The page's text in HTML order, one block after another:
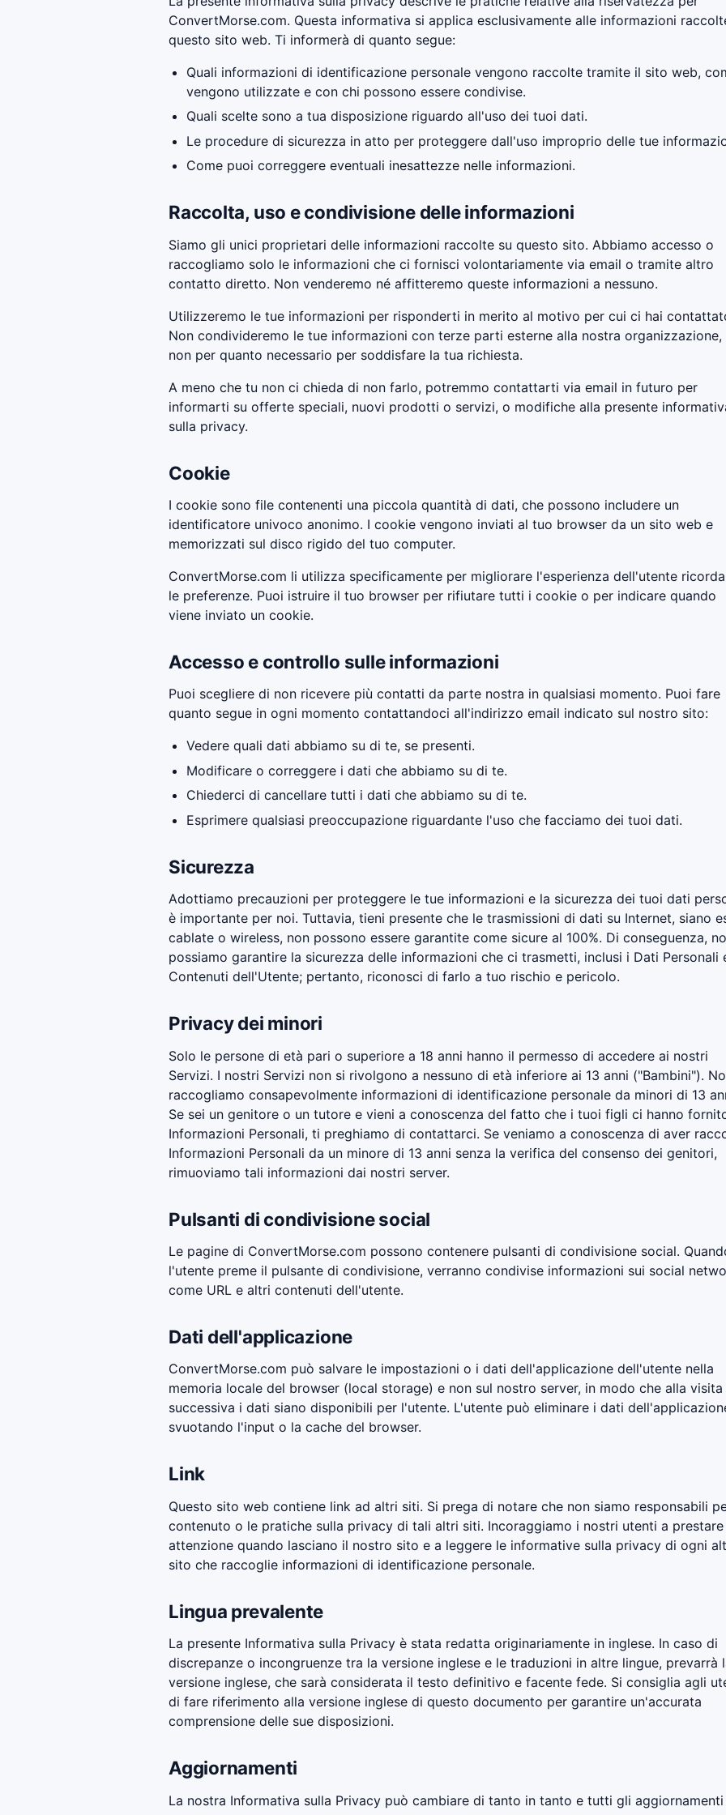
ConvertMorse.com. Questa informativa si applica esclusivamente alle informazioni
questo sito web. Ti informerà di quanto segue:
Quali informazioni di identificazione personale vengono raccolte tramite il sito web,
vengono utilizzate e con chi possono essere condivise.
Quali scelte sono a tua disposizione riguardo all'uso dei tuoi dati.
Le procedure di sicurezza in atto per proteggere dall'uso improprio delle tue
Come puoi correggere eventuali inesattezze nelle informazioni.
Raccolta, uso e condivisione delle informazioni
Siamo gli unici proprietari delle informazioni raccolte su questo sito. Abbiamo accesso o
raccogliamo solo le informazioni che ci fornisci volontariamente via email o tramite altro
contatto diretto. Non venderemo né affitteremo queste informazioni a nessuno.
Utilizzeremo le tue informazioni per risponderti in merito al motivo per cui ci hai
Non condivideremo le tue informazioni con terze parti esterne alla nostra organizzazione,
non per quanto necessario per soddisfare la tua richiesta.
A meno che tu non ci chieda di non farlo, potremmo contattarti via email in futuro per
informarti su offerte speciali, nuovi prodotti o servizi, o modifiche alla presente
sulla privacy.
Cookie
I cookie sono file contenenti una piccola quantità di dati, che possono includere un
identificatore univoco anonimo. I cookie vengono inviati al tuo browser da un sito web e
memorizzati sul disco rigido del tuo computer.
ConvertMorse.com li utilizza specificamente per migliorare l'esperienza dell'utente
le preferenze. Puoi istruire il tuo browser per rifiutare tutti i cookie o per indicare quando
viene inviato un cookie.
Accesso e controllo sulle informazioni
Puoi scegliere di non ricevere più contatti da parte nostra in qualsiasi momento. Puoi fare
quanto segue in ogni momento contattandoci all'indirizzo email indicato sul nostro sito:
Vedere quali dati abbiamo su di te, se presenti.
Modificare o correggere i dati che abbiamo su di te.
Chiederci di cancellare tutti i dati che abbiamo su di te.
Esprimere qualsiasi preoccupazione riguardante l'uso che facciamo dei tuoi dati.
Sicurezza
Adottiamo precauzioni per proteggere le tue informazioni e la sicurezza dei tuoi dati
è importante per noi. Tuttavia, tieni presente che le trasmissioni di dati su Internet, siano
cablate o wireless, non possono essere garantite come sicure al 100%. Di conseguenza,
possiamo garantire la sicurezza delle informazioni che ci trasmetti, inclusi i Dati Personali
Contenuti dell'Utente; pertanto, riconosci di farlo a tuo rischio e pericolo.
Privacy dei minori
Solo le persone di età pari o superiore a 18 anni hanno il permesso di accedere ai nostri
Servizi. I nostri Servizi non si rivolgono a nessuno di età inferiore ai 13 anni ("Bambini").
raccogliamo consapevolmente informazioni di identificazione personale da minori di 13
Se sei un genitore o un tutore e vieni a conoscenza del fatto che i tuoi figli ci hanno
Informazioni Personali, ti preghiamo di contattarci. Se veniamo a conoscenza di aver
Informazioni Personali da un minore di 13 anni senza la verifica del consenso dei genitori,
rimuoviamo tali informazioni dai nostri server.
Pulsanti di condivisione social
Le pagine di ConvertMorse.com possono contenere pulsanti di condivisione social.
l'utente preme il pulsante di condivisione, verranno condivise informazioni sui social
come URL e altri contenuti dell'utente.
Dati dell'applicazione
ConvertMorse.com può salvare le impostazioni o i dati dell'applicazione dell'utente nella
memoria locale del browser (local storage) e non sul nostro server, in modo che alla visita
successiva i dati siano disponibili per l'utente. L'utente può eliminare i dati
svuotando l'input o la cache del browser.
Link
Questo sito web contiene link ad altri siti. Si prega di notare che non siamo responsabili
contenuto o le pratiche sulla privacy di tali altri siti. Incoraggiamo i nostri utenti a prestare
attenzione quando lasciano il nostro sito e a leggere le informative sulla privacy di ogni
sito che raccoglie informazioni di identificazione personale.
Lingua prevalente
La presente Informativa sulla Privacy è stata redatta originariamente in inglese. In caso di
discrepanze o incongruenze tra la versione inglese e le traduzioni in altre lingue, prevarrà
versione inglese, che sarà considerata il testo definitivo e facente fede. Si consiglia agli
di fare riferimento alla versione inglese di questo documento per garantire un'accurata
comprensione delle sue disposizioni.
Aggiornamenti
La nostra Informativa sulla Privacy può cambiare di tanto in tanto e tutti gli aggiornamenti